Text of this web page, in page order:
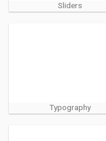
Sliders
Typography